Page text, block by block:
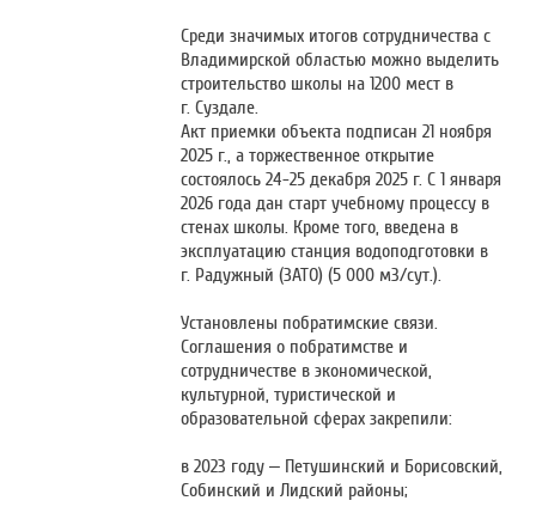
Среди значимых итогов сотрудничества с
Владимирской областью можно выделить
строительство школы на 1200 мест в
г. Суздале.
Акт приемки объекта подписан 21 ноября
2025 г., а торжественное открытие
состоялось 24-25 декабря 2025 г. С 1 января
2026 года дан старт учебному процессу в
стенах школы. Кроме того, введена в
эксплуатацию станция водоподготовки в
г. Радужный (ЗАТО) (5 000 м3/сут.).
Установлены побратимские связи.
Соглашения о побратимстве и
сотрудничестве в экономической,
культурной, туристической и
образовательной сферах закрепили:
в 2023 году – Петушинский и Борисовский,
Собинский и Лидский районы;